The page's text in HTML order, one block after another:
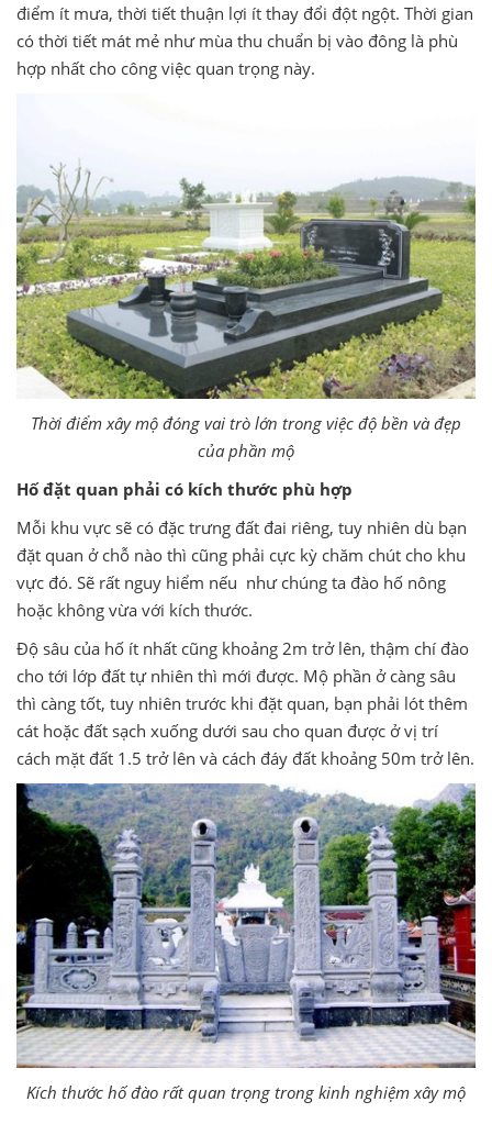
điểm ít mưa, thời tiết thuận lợi ít thay đổi đột ngột. Thời gian
có thời tiết mát mẻ như mùa thu chuẩn bị vào đông là phù
hợp nhất cho công việc quan trọng này.
Thời điểm xây mộ đóng vai trò lớn trong việc độ bền và đẹp
của phần mộ
Hố đặt quan phải có kích thước phù hợp
Mỗi khu vực sẽ có đặc trưng đất đai riêng, tuy nhiên dù bạn
đặt quan ở chỗ nào thì cũng phải cực kỳ chăm chút cho khu
vực đó. Sẽ rất nguy hiểm nếu như chúng ta đào hố nông
hoặc không vừa với kích thước.
Độ sâu của hố ít nhất cũng khoảng 2m trở lên, thậm chí đào
cho tới lớp đất tự nhiên thì mới được. Mộ phần ở càng sâu
thì càng tốt, tuy nhiên trước khi đặt quan, bạn phải lót thêm
cát hoặc đất sạch xuống dưới sau cho quan được ở vị trí
cách mặt đất 1.5 trở lên và cách đáy đất khoảng 50m trở lên.
Kích thước hố đào rất quan trọng trong kinh nghiệm xây mộ